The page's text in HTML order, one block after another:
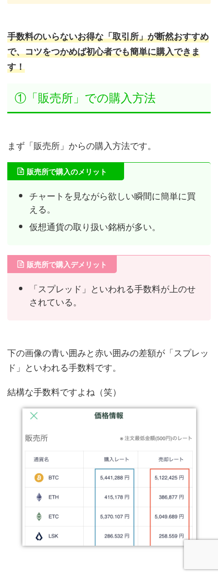
手数料のいらないお得な「取引所」が断然おすすめ
で、コツをつかめば初心者でも簡単に購入できま
す！
①「販売所」での購入方法
まず「販売所」からの購入方法です。
販売所で購入のメリット
チャートを見ながら欲しい瞬間に簡単に買
える。
仮想通貨の取り扱い銘柄が多い。
販売所で購入デメリット
「スプレッド」といわれる手数料が上のせ
されている。
下の画像の青い囲みと赤い囲みの差額が「スプレッ
ド」といわれる手数料です。
結構な手数料ですよね（笑）